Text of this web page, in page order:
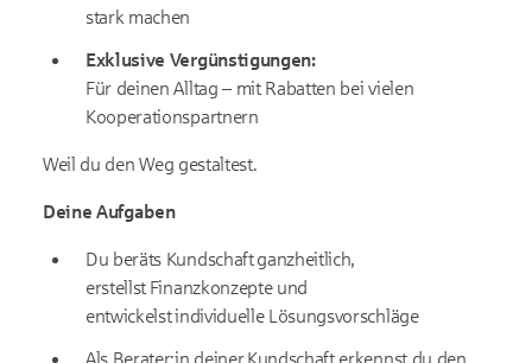
stark machen
Exklusive Vergünstigungen:
Für deinen Alltag – mit Rabatten bei vielen
Kooperationspartnern
Weil du den Weg gestaltest.
Deine Aufgaben
Du beräts Kundschaft ganzheitlich,
erstellst Finanzkonzepte und
entwickelst individuelle Lösungsvorschläge
Als Berater:in deiner Kundschaft erkennst du den